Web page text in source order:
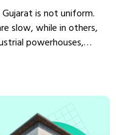
is not uniform.
slow, while in others,
powerhouses,
geographical and
to it.